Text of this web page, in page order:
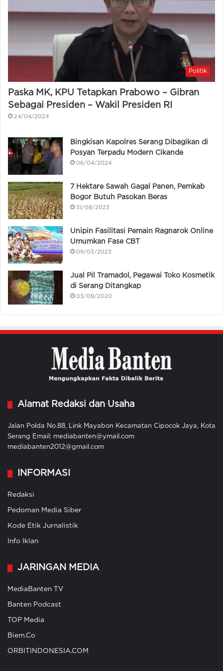
Politik
Paska MK, KPU Tetapkan Prabowo – Gibran
Sebagai Presiden – Wakil Presiden RI
24/04/2024
Bingkisan Kapolres Serang Dibagikan di
Posyan Terpadu Modern Cikande
06/04/2024
7 Hektare Sawah Gagal Panen, Pemkab
Bogor Butuh Pasokan Beras
31/08/2023
Unipin Fasilitasi Pemain Ragnarok Online
Umumkan Fase CBT
09/03/2023
Jual Pil Tramadol, Pegawai Toko Kosmetik
di Serang Ditangkap
03/09/2020
Alamat Redaksi dan Usaha
Jalan Polda No.88, Link Mayabon Kecamatan Cipocok Jaya, Kota
Serang Email: mediabanten@ymail.com
mediabanten2012@gmail.com
INFORMASI
Redaksi
Pedoman Media Siber
Kode Etik Jurnalistik
Info Iklan
JARINGAN MEDIA
MediaBanten TV
Banten Podcast
TOP Media
Biem.Co
ORBITINDONESIA.COM